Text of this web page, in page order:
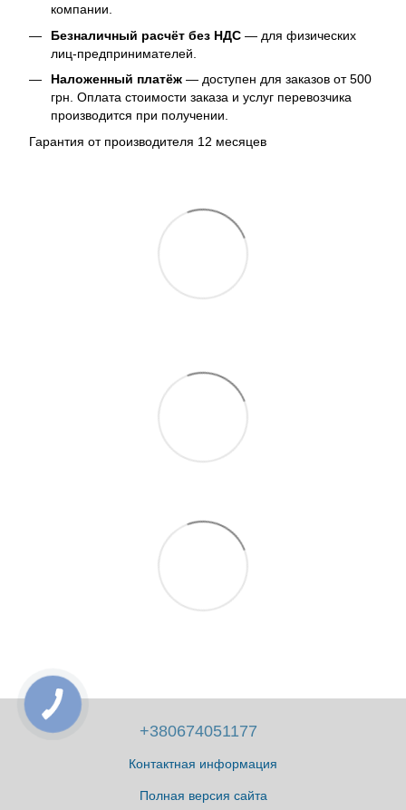
компании.
Безналичный расчёт без НДС — для физических
лиц-предпринимателей.
Наложенный платёж — доступен для заказов от 500
грн. Оплата стоимости заказа и услуг перевозчика
производится при получении.
Гарантия от производителя 12 месяцев
+380674051177
Контактная информация
Полная версия сайта